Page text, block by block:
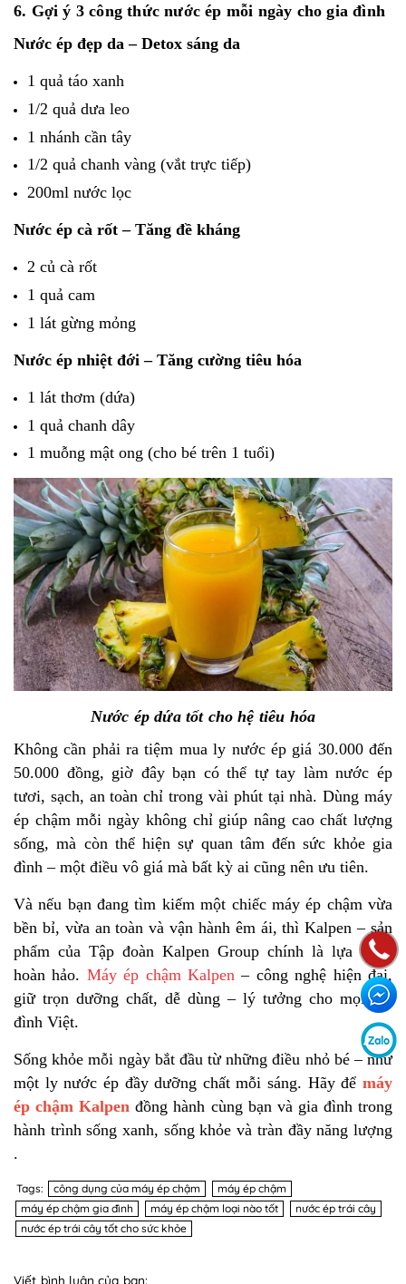
6. Gợi ý 3 công thức nước ép mỗi ngày cho gia đình
Nước ép đẹp da – Detox sáng da
1 quả táo xanh
1/2 quả dưa leo
1 nhánh cần tây
1/2 quả chanh vàng (vắt trực tiếp)
200ml nước lọc
Nước ép cà rốt – Tăng đề kháng
2 củ cà rốt
1 quả cam
1 lát gừng mỏng
Nước ép nhiệt đới – Tăng cường tiêu hóa
1 lát thơm (dứa)
1 quả chanh dây
1 muỗng mật ong (cho bé trên 1 tuổi)
Nước ép dứa tốt cho hệ tiêu hóa
Không cần phải ra tiệm mua ly nước ép giá 30.000 đến
50.000 đồng, giờ đây bạn có thể tự tay làm nước ép
tươi, sạch, an toàn chỉ trong vài phút tại nhà. Dùng máy
ép chậm mỗi ngày không chỉ giúp nâng cao chất lượng
sống, mà còn thể hiện sự quan tâm đến sức khỏe gia
đình – một điều vô giá mà bất kỳ ai cũng nên ưu tiên.
Và nếu bạn đang tìm kiếm một chiếc máy ép chậm vừa
bền bỉ, vừa an toàn và vận hành êm ái, thì Kalpen – sản
phẩm của Tập đoàn Kalpen Group chính là lựa chọn
hoàn hảo. Máy ép chậm Kalpen – công nghệ hiện đại,
giữ trọn dưỡng chất, dễ dùng – lý tưởng cho mọi gia
đình Việt.
Sống khỏe mỗi ngày bắt đầu từ những điều nhỏ bé – như
một ly nước ép đầy dưỡng chất mỗi sáng. Hãy để máy
ép chậm Kalpen đồng hành cùng bạn và gia đình trong
hành trình sống xanh, sống khỏe và tràn đầy năng lượng
.
Tags: công dụng của máy ép chậm
máy ép chậm
máy ép chậm gia đình
máy ép chậm loại nào tốt
nước ép trái cây
nước ép trái cây tốt cho sức khỏe
Viết bình luận của bạn: